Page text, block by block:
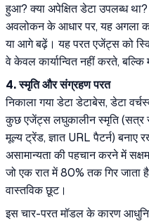
हुआ? क्या अपेक्षित डेटा उपलब्ध
अवलोकन के आधार पर, यह अगला
या आगे बढ़ें। यह परत एजेंट्स को
वे केवल कार्यान्वित नहीं करते,
4. स्मृति और संग्रहण परत
निकाला गया डेटा डेटाबेस, डेटा
कुछ एजेंट्स लघुकालीन स्मृति (सत्र
मूल्य ट्रेंड, ज्ञात URL पैटर्न) बनाए
असामान्यता की पहचान करने में
जो एक रात में 80% तक गिर जाता
वास्तविक छूट।
इस चार-परत मॉडल के कारण